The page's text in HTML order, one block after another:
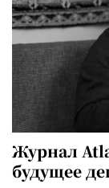
Журнал
будущее